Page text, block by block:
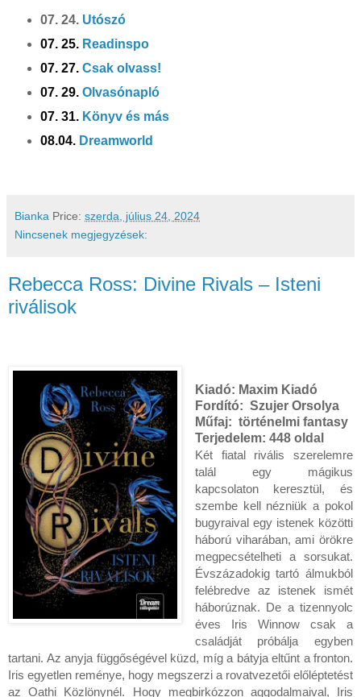
07. 24. Utószó
07. 25. Readinspo
07. 27. Csak olvass!
07. 29. Olvasónapló
07. 31. Könyv és más
08.04. Dreamworld
Bianka Price: szerda, július 24, 2024
Nincsenek megjegyzések:
Rebecca Ross: Divine ​Rivals – Isteni
riválisok
Kiadó: Maxim Kiadó
Fordító: Szujer Orsolya
Műfaj: történelmi fantasy
Terjedelem: 448 oldal
Két fiatal rivális szerelemre
talál egy mágikus
kapcsolaton keresztül, és
szembe kell nézniük a pokol
bugyraival egy istenek közötti
háború viharában, ami örökre
megpecsételheti a sorsukat.
Évszázadokig tartó álmukból
felébredve az istenek ismét
háborúznak. De a tizennyolc
éves Iris Winnow csak a
családját próbálja egyben
tartani. Az anyja függőségével küzd, míg a bátyja eltűnt a fronton.
Iris egyetlen reménye, hogy megszerzi a rovatvezetői előléptetést
az Oathi Közlönynél. Hogy megbirkózzon aggodalmaival, Iris